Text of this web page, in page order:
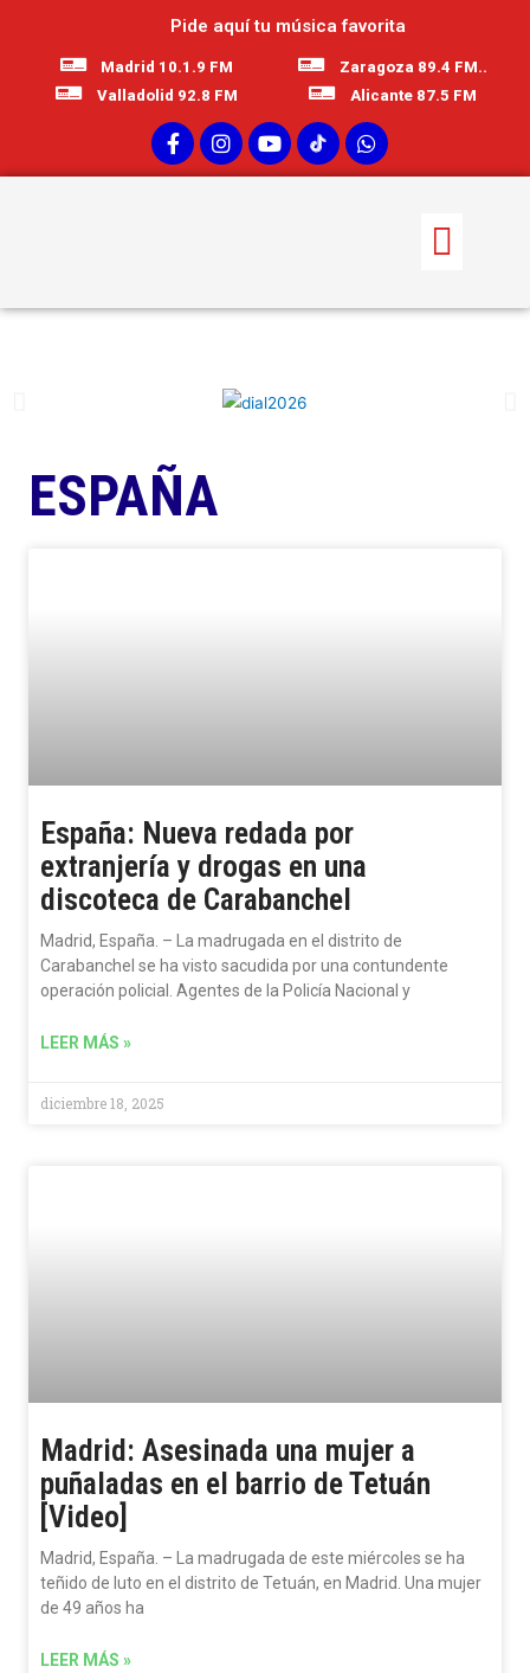
Pide aquí tu música favorita
Madrid 10.1.9 FM
Valladolid 92.8 FM
Zaragoza 89.4 FM..
Alicante 87.5 FM
ESPAÑA
España: Nueva redada por
extranjería y drogas en una
discoteca de Carabanchel
Madrid, España. – La madrugada en el distrito de
Carabanchel se ha visto sacudida por una contundente
operación policial. Agentes de la Policía Nacional y
LEER MÁS »
diciembre 18, 2025
Madrid: Asesinada una mujer a
puñaladas en el barrio de Tetuán
[Video]
Madrid, España. – La madrugada de este miércoles se ha
teñido de luto en el distrito de Tetuán, en Madrid. Una mujer
de 49 años ha
LEER MÁS »